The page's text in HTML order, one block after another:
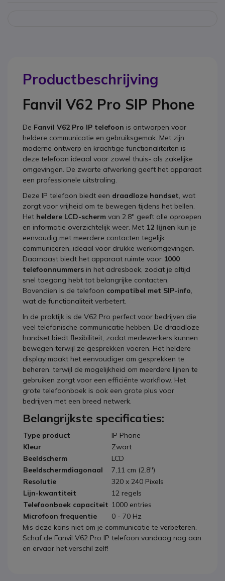
Productbeschrijving
Fanvil V62 Pro SIP Phone
De Fanvil V62 Pro IP telefoon is ontworpen voor
heldere communicatie en gebruiksgemak. Met zijn
moderne ontwerp en krachtige functionaliteiten is
deze telefoon ideaal voor zowel thuis- als zakelijke
omgevingen. De zwarte afwerking geeft het apparaat
een professionele uitstraling.
Deze IP telefoon biedt een draadloze handset, wat
zorgt voor vrijheid om te bewegen tijdens het bellen.
Het heldere LCD-scherm van 2.8'' geeft alle oproepen
en informatie overzichtelijk weer. Met 12 lijnen kun je
eenvoudig met meerdere contacten tegelijk
communiceren, ideaal voor drukke werkomgevingen.
Daarnaast biedt het apparaat ruimte voor 1000
telefoonnummers in het adresboek, zodat je altijd
snel toegang hebt tot belangrijke contacten.
Bovendien is de telefoon compatibel met SIP-info,
wat de functionaliteit verbetert.
In de praktijk is de V62 Pro perfect voor bedrijven die
veel telefonische communicatie hebben. De draadloze
handset biedt flexibiliteit, zodat medewerkers kunnen
bewegen terwijl ze gesprekken voeren. Het heldere
display maakt het eenvoudiger om gesprekken te
beheren, terwijl de mogelijkheid om meerdere lijnen te
gebruiken zorgt voor een efficiënte workflow. Het
grote telefoonboek is ook een grote plus voor
bedrijven met een breed netwerk.
Belangrijkste specificaties:
Type product
IP Phone
Kleur
Zwart
Beeldscherm
LCD
Beeldschermdiagonaal
7,11 cm (2.8'')
Resolutie
320 x 240 Pixels
Lijn-kwantiteit
12 regels
Telefoonboek capaciteit 1000 entries
Microfoon frequentie
0 - 70 Hz
Mis deze kans niet om je communicatie te verbeteren.
Schaf de Fanvil V62 Pro IP telefoon vandaag nog aan
en ervaar het verschil zelf!